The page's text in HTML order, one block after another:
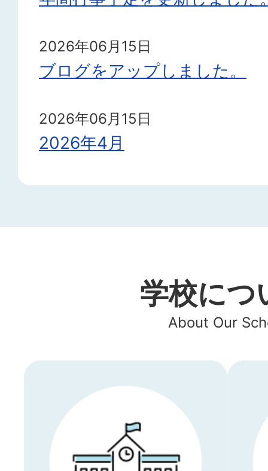
2026年06月15日
ブログをアップしました。
2026年06月15日
2026年4月
学校につ
About Our